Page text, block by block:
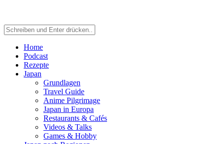
Home
Podcast
Rezepte
Japan
Grundlagen
Travel Guide
Anime Pilgrimage
Japan in Europa
Restaurants & Cafés
Videos & Talks
Games & Hobby